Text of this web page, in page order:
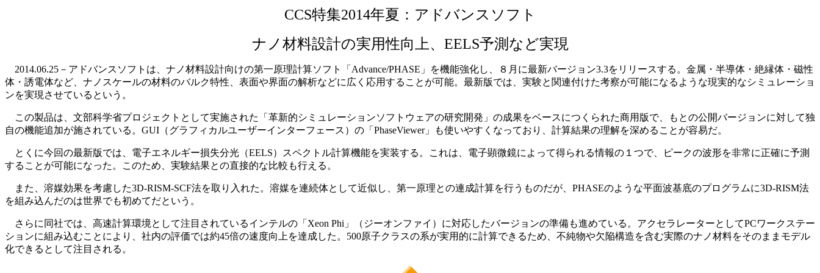
CCS特集2014年夏：アドバンスソフト
ナノ材料設計の実用性向上、EELS予測など実現
2014.06.25－アドバンスソフトは、ナノ材料設計向けの第一原理計算ソフト「Advance/PHASE」を機能強化し、８月に最新バージョン3.3をリリースする。金属・半導体・絶縁体・磁性
体・誘電体など、ナノスケールの材料のバルク特性、表面や界面の解析などに広く応用することが可能。最新版では、実験と関連付けた考察が可能になるような現実的なシミュレーショ
ンを実現させているという。
この製品は、文部科学省プロジェクトとして実施された「革新的シミュレーションソフトウェアの研究開発」の成果をベースにつくられた商用版で、もとの公開バージョンに対して独
自の機能追加が施されている。GUI（グラフィカルユーザーインターフェース）の「PhaseViewer」も使いやすくなっており、計算結果の理解を深めることが容易だ。
とくに今回の最新版では、電子エネルギー損失分光（EELS）スペクトル計算機能を実装する。これは、電子顕微鏡によって得られる情報の１つで、ピークの波形を非常に正確に予測
することが可能になった。このため、実験結果との直接的な比較も行える。
また、溶媒効果を考慮した3D-RISM-SCF法を取り入れた。溶媒を連続体として近似し、第一原理との連成計算を行うものだが、PHASEのような平面波基底のプログラムに3D-RISM法
を組み込んだのは世界でも初めてだという。
さらに同社では、高速計算環境として注目されているインテルの「Xeon Phi」（ジーオンファイ）に対応したバージョンの準備も進めている。アクセラレーターとしてPCワークステー
ションに組み込むことにより、社内の評価では約45倍の速度向上を達成した。500原子クラスの系が実用的に計算できるため、不純物や欠陥構造を含む実際のナノ材料をそのままモデル
化できるとして注目される。